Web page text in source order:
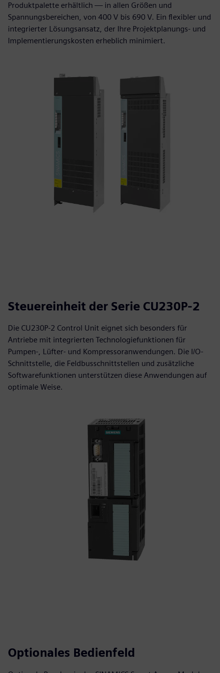
Produktpalette erhältlich — in allen Größen und
Spannungsbereichen, von 400 V bis 690 V. Ein flexibler und
integrierter Lösungsansatz, der Ihre Projektplanungs- und
Implementierungskosten erheblich minimiert.
Steuereinheit der Serie CU230P-2
Die CU230P-2 Control Unit eignet sich besonders für
Antriebe mit integrierten Technologiefunktionen für
Pumpen-, Lüfter- und Kompressoranwendungen. Die I/O-
Schnittstelle, die Feldbusschnittstellen und zusätzliche
Softwarefunktionen unterstützen diese Anwendungen auf
optimale Weise.
Optionales Bedienfeld